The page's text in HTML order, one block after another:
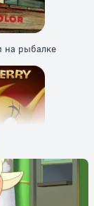
на рыбалке